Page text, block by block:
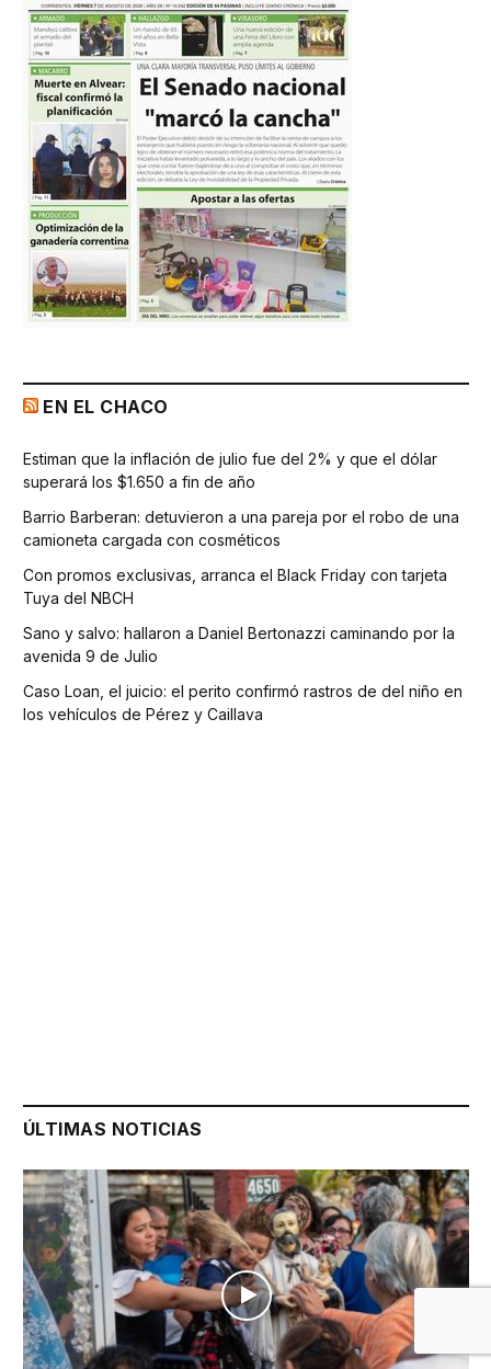
EN EL CHACO
Estiman que la inflación de julio fue del 2% y que el dólar
superará los $1.650 a fin de año
Barrio Barberan: detuvieron a una pareja por el robo de una
camioneta cargada con cosméticos
Con promos exclusivas, arranca el Black Friday con tarjeta
Tuya del NBCH
Sano y salvo: hallaron a Daniel Bertonazzi caminando por la
avenida 9 de Julio
Caso Loan, el juicio: el perito confirmó rastros de del niño en
los vehículos de Pérez y Caillava
ÚLTIMAS NOTICIAS